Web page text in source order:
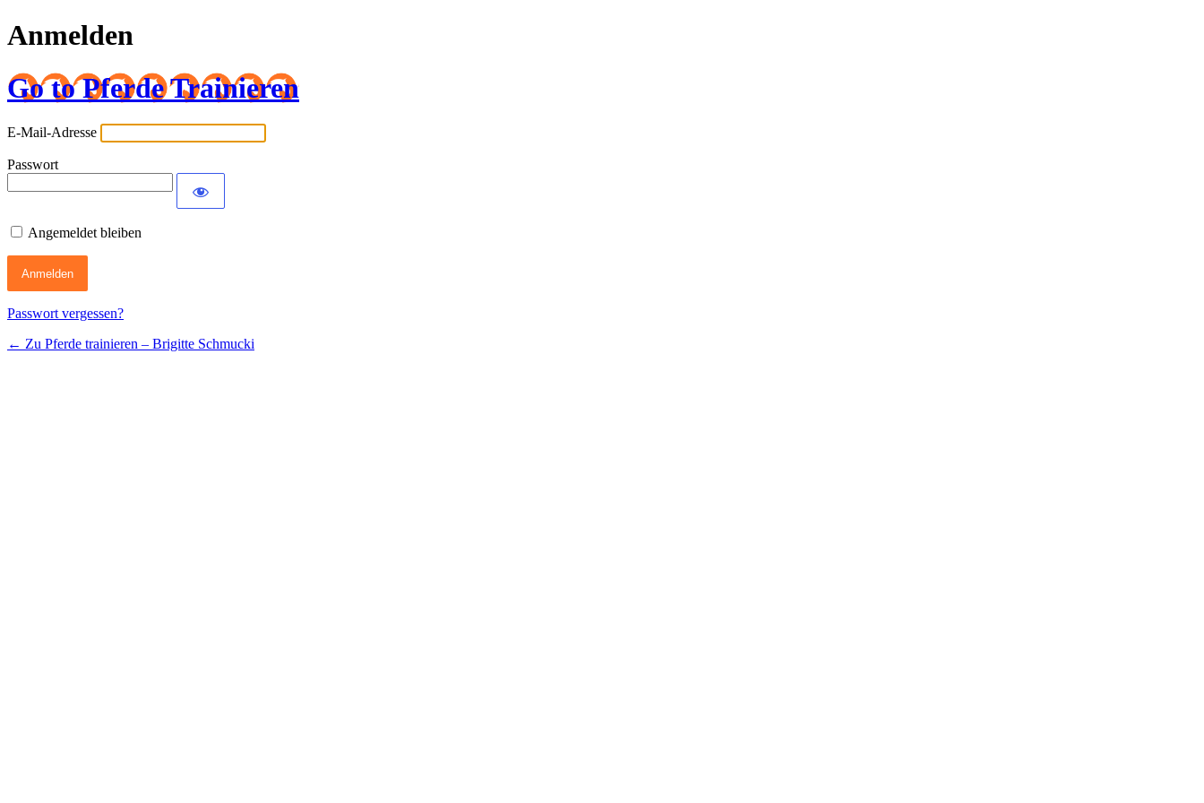
Anmelden
Go to Pferde Trainieren
E-Mail-Adresse
Passwort
Angemeldet bleiben
Passwort vergessen?
← Zu Pferde trainieren – Brigitte Schmucki